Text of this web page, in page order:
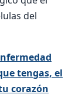
del
tengas, el
corazón